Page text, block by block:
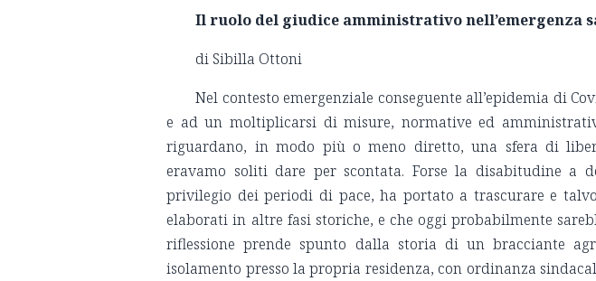
Il ruolo del giudice amministrativo nell’emergenza
di Sibilla Ottoni
Nel contesto emergenziale conseguente all’epidemia di
e ad un moltiplicarsi di misure, normative ed
riguardano, in modo più o meno diretto, una sfera di
eravamo soliti dare per scontata. Forse la disabitudine a
privilegio dei periodi di pace, ha portato a trascurare e
elaborati in altre fasi storiche, e che oggi probabilmente
riflessione prende spunto dalla storia di un bracciante
isolamento presso la propria residenza, con ordinanza